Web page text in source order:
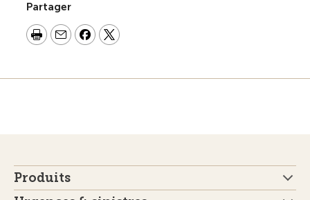
Partager
Produits